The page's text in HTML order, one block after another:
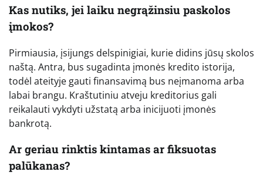
Kas nutiks, jei laiku negrąžinsiu paskolos
įmokos?
Pirmiausia, įsijungs delspinigiai, kurie didins jūsų skolos
naštą. Antra, bus sugadinta įmonės kredito istorija,
todėl ateityje gauti finansavimą bus neįmanoma arba
labai brangu. Kraštutiniu atveju kreditorius gali
reikalauti vykdyti užstatą arba inicijuoti įmonės
bankrotą.
Ar geriau rinktis kintamas ar fiksuotas
palūkanas?